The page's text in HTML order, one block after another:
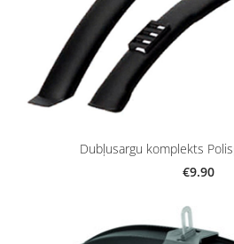
Dubļusargu komplekts
€9.90